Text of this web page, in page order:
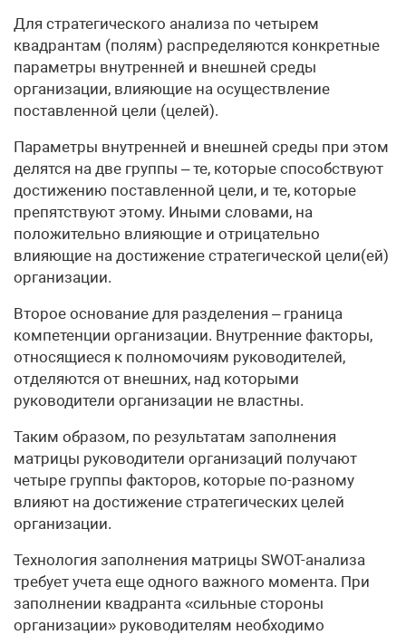
Для стратегического анализа по четырем
квадрантам (полям) распределяются конкретные
параметры внутренней и внешней среды
организации, влияющие на осуществление
поставленной цели (целей).
Параметры внутренней и внешней среды при этом
делятся на две группы – те, которые способствуют
достижению поставленной цели, и те, которые
препятствуют этому. Иными словами, на
положительно влияющие и отрицательно
влияющие на достижение стратегической цели(ей)
организации.
Второе основание для разделения – граница
компетенции организации. Внутренние факторы,
относящиеся к полномочиям руководителей,
отделяются от внешних, над которыми
руководители организации не властны.
Таким образом, по результатам заполнения
матрицы руководители организаций получают
четыре группы факторов, которые по-разному
влияют на достижение стратегических целей
организации.
Технология заполнения матрицы SWOT-анализа
требует учета еще одного важного момента. При
заполнении квадранта «сильные стороны
организации» руководителям необходимо